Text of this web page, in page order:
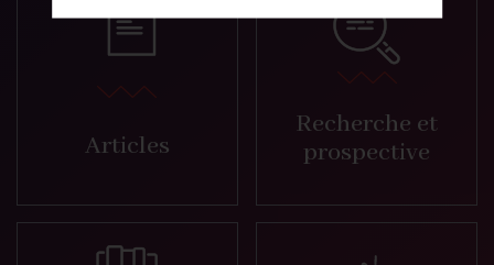
Articles
Recherche et
prospective